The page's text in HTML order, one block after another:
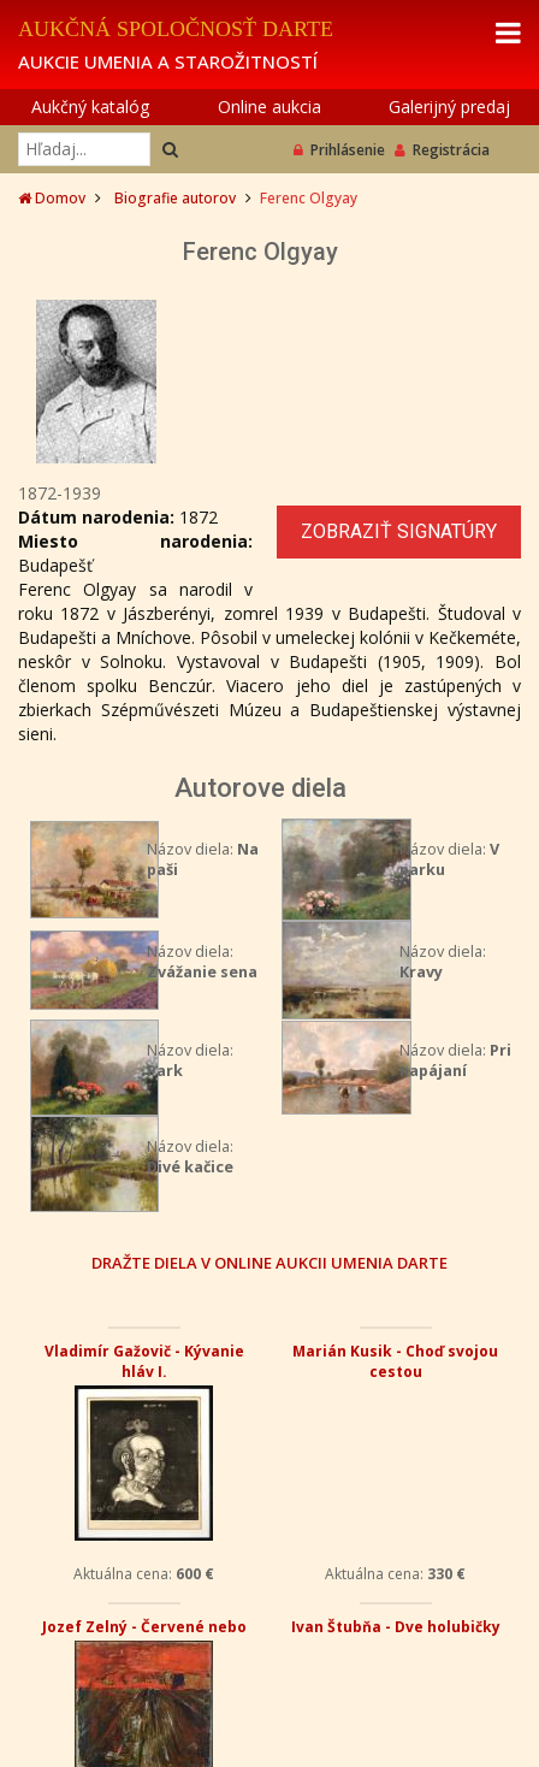
AUKČNÁ SPOLOČNOSŤ DARTE
AUKCIE UMENIA A STAROŽITNOSTÍ
Aukčný katalóg Online aukcia Galerijný predaj
Prihlásenie Registrácia
Domov Biografie autorov Ferenc Olgyay
Ferenc Olgyay
1872-1939
ZOBRAZIŤ SIGNATÚRY
Dátum narodenia: 1872
Miesto narodenia:
Budapešť
Ferenc Olgyay sa narodil v
roku 1872 v Jászberényi, zomrel 1939 v Budapešti. Študoval v
Budapešti a Mníchove. Pôsobil v umeleckej kolónii v Kečkeméte,
neskôr v Solnoku. Vystavoval v Budapešti (1905, 1909). Bol
členom spolku Benczúr. Viacero jeho diel je zastúpených v
zbierkach Szépművészeti Múzeu a Budapeštienskej výstavnej
sieni.
Autorove diela
Názov diela: Na
paši
Názov diela: V
parku
Názov diela:
Zvážanie sena
Názov diela:
Kravy
Názov diela:
Park
Názov diela: Pri
napájaní
Názov diela:
Divé kačice
DRAŽTE DIELA V ONLINE AUKCII UMENIA DARTE
Vladimír Gažovič - Kývanie
hláv I.
Aktuálna cena: 600 €
Marián Kusik - Choď svojou
cestou
Aktuálna cena: 330 €
Jozef Zelný - Červené nebo Ivan Štubňa - Dve holubičky